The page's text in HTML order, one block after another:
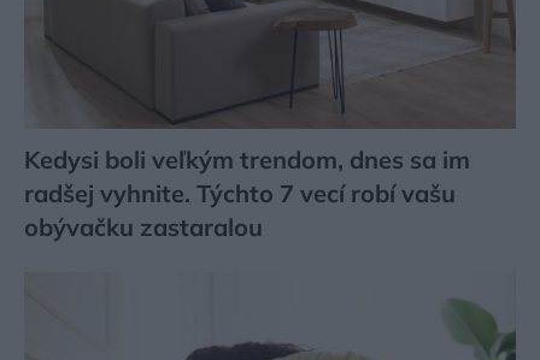
Kedysi boli veľkým trendom, dnes sa im
radšej vyhnite. Týchto 7 vecí robí vašu
obývačku zastaralou